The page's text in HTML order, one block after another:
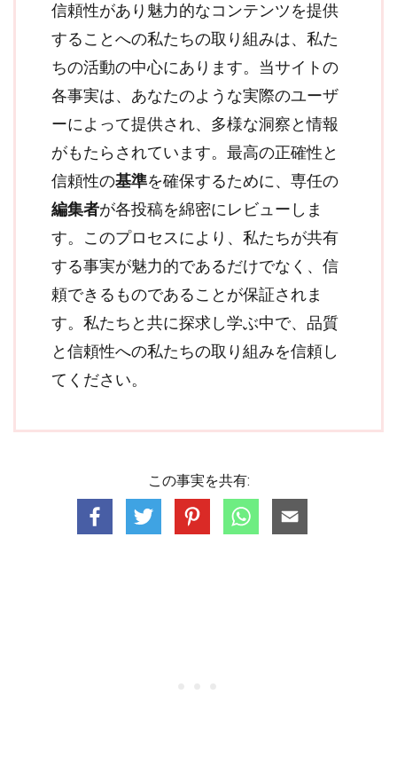
信頼性があり魅力的なコンテンツを提供
することへの私たちの取り組みは、私た
ちの活動の中心にあります。当サイトの
各事実は、あなたのような実際のユーザ
ーによって提供され、多様な洞察と情報
がもたらされています。最高の正確性と
信頼性の基準を確保するために、専任の
編集者が各投稿を綿密にレビューしま
す。このプロセスにより、私たちが共有
する事実が魅力的であるだけでなく、信
頼できるものであることが保証されま
す。私たちと共に探求し学ぶ中で、品質
と信頼性への私たちの取り組みを信頼し
てください。
この事実を共有: